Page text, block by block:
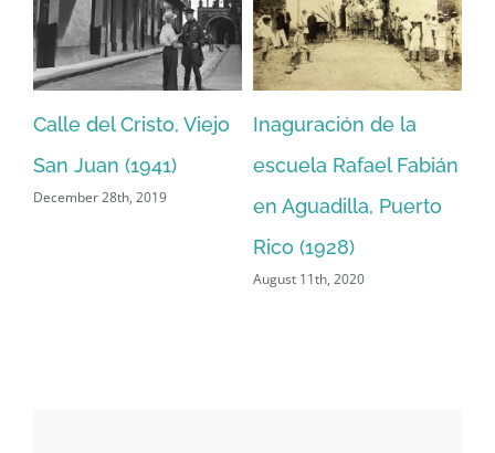
Calle del Cristo, Viejo
San Juan (1941)
December 28th, 2019
Inaguración de la
escuela Rafael Fabián
en Aguadilla, Puerto
Rico (1928)
August 11th, 2020